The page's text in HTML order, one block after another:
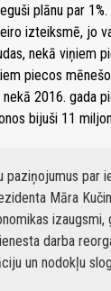
plānu par
izteiksmē, jo
nekā viņiem
piecos
2016. gada
bijuši 11
paziņojumus par
Māra
izaugsmi,
darba
un nodokļu